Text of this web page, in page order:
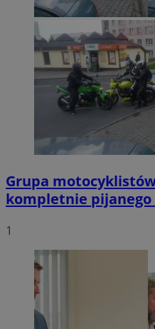
Grupa
kompletnie pijanego
1